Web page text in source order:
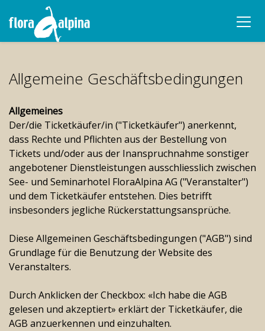
Allgemeine Geschäftsbedingungen
Allgemeines
Der/die Ticketkäufer/in ("Ticketkäufer") anerkennt,
dass Rechte und Pflichten aus der Bestellung von
Tickets und/oder aus der Inanspruchnahme sonstiger
angebotener Dienstleistungen ausschliesslich zwischen
See- und Seminarhotel FloraAlpina AG ("Veranstalter")
und dem Ticketkäufer entstehen. Dies betrifft
insbesonders jegliche Rückerstattungsansprüche.
Diese Allgemeinen Geschäftsbedingungen ("AGB") sind
Grundlage für die Benutzung der Website des
Veranstalters.
Durch Anklicken der Checkbox: «Ich habe die AGB
gelesen und akzeptiert» erklärt der Ticketkäufer, die
AGB anzuerkennen und einzuhalten.